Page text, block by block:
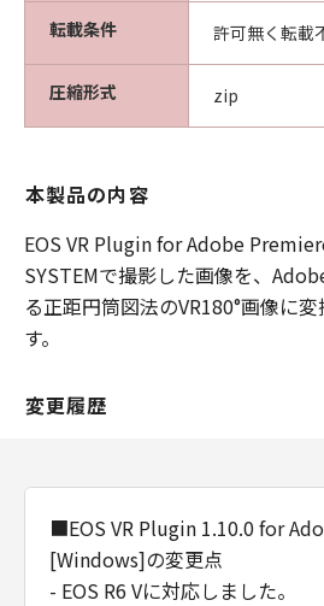
転載条件 許可無く転載
圧縮形式 zip
本製品の内容
EOS VR Plugin for Adobe
SYSTEMで撮影した画像を、
る正距円筒図法のVR180°画像に
す。
変更履歴
■EOS VR Plugin 1.10.0 for
[Windows]の変更点
- EOS R6 Vに対応しました。